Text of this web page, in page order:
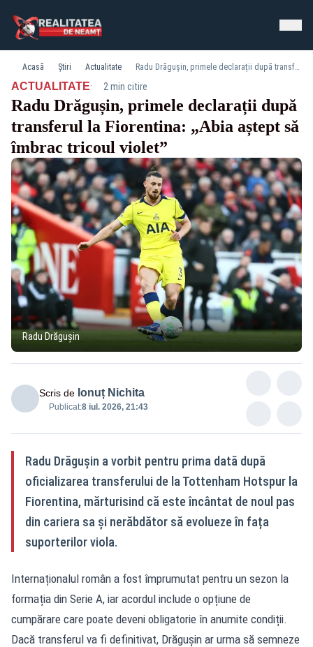
Acasă Știri Actualitate Radu Drăgușin, primele declarații după transferul la Fiorentina: „Abia aștept să îmbrac tricoul violet”
ACTUALITATE· 2 min citire
Radu Drăgușin, primele declarații după
transferul la Fiorentina: „Abia aștept să
îmbrac tricoul violet”
Radu Drăgușin
Scris de Ionuț Nichita
Publicat:8 iul. 2026, 21:43
Radu Drăgușin a vorbit pentru prima dată după
oficializarea transferului de la Tottenham Hotspur la
Fiorentina, mărturisind că este încântat de noul pas
din cariera sa și nerăbdător să evolueze în fața
suporterilor viola.
Internaționalul român a fost împrumutat pentru un sezon la
formația din Serie A, iar acordul include o opțiune de
cumpărare care poate deveni obligatorie în anumite condiții.
Dacă transferul va fi definitivat, Drăgușin ar urma să semneze